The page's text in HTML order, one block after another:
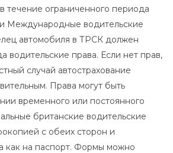
течение ограниченного периода
Международные водительские
автомобиля в ТРСК должен
водительские права. Если нет прав,
случай автострахование
Права могут быть
временного или постоянного
британские водительские
с обеих сторон и
как на паспорт. Формы можно